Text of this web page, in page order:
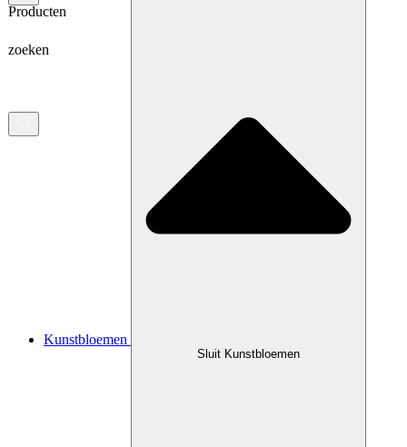
Producten
zoeken
Kunstbloemen
Sluit Kunstbloemen